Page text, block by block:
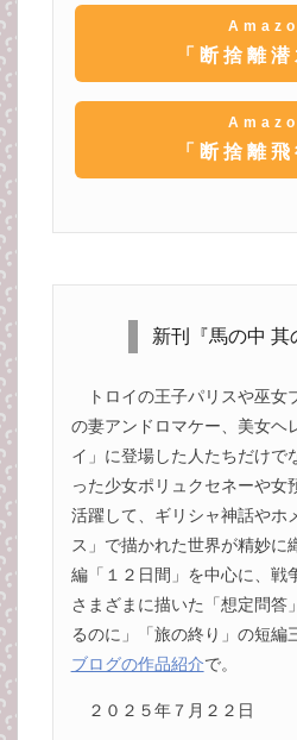
「断捨離潜
「断捨離飛
新刊『馬の中 其
トロイの王子パリスや巫女
の妻アンドロマケー、美女ヘ
イ」に登場した人たちだけで
った少女ポリュクセネーや女
活躍して、ギリシャ神話やホ
ス」で描かれた世界が精妙に
編「１２日間」を中心に、戦
さまざまに描いた「想定問答
るのに」「旅の終り」の短編
ブログの作品紹介で。
２０２５年７月２２日